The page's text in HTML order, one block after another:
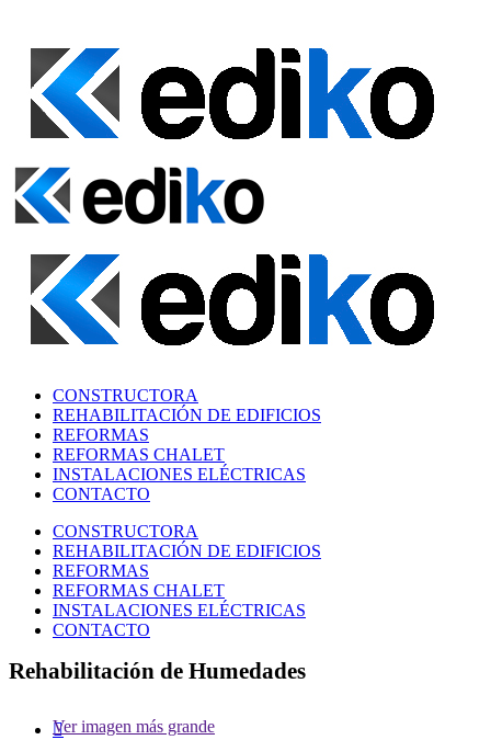
CONSTRUCTORA
REHABILITACIÓN DE EDIFICIOS
REFORMAS
REFORMAS CHALET
INSTALACIONES ELÉCTRICAS
CONTACTO
CONSTRUCTORA
REHABILITACIÓN DE EDIFICIOS
REFORMAS
REFORMAS CHALET
INSTALACIONES ELÉCTRICAS
CONTACTO
Rehabilitación de Humedades
Ver imagen más grande
